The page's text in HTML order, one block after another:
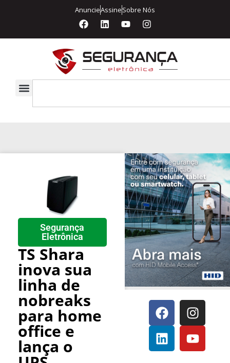
AnuncieAssineSobre Nós
Segurança
Eletrônica
TS Shara
inova sua
linha de
nobreaks
para home
office e
lança o